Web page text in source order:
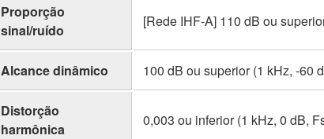
Proporção
sinal/ruído
[Rede IHF-A] 110 dB ou
Alcance dinâmico 100 dB ou superior (1 kHz, -60
Distorção
harmônica
0,003 ou inferior (1 kHz, 0 dB,